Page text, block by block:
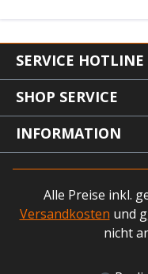
SERVICE HOTLINE
SHOP SERVICE
INFORMATION
Alle Preise inkl.
Versandkosten und
nicht